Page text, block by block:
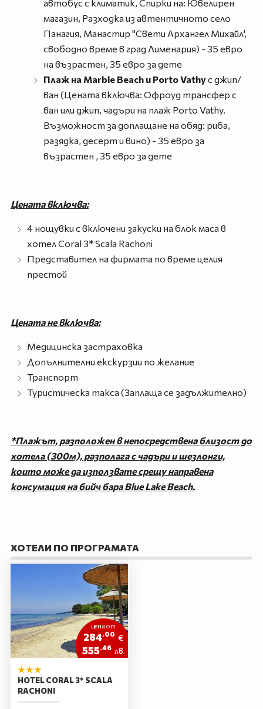
автобус с климатик, Спирки на: Ювелирен
магазин, Разходка из автентичното село
Панагия, Манастир "Свети Архангел Михайл',
свободно време в град Лименария) - 35 евро
на възрастен, 35 евро за дете
Плаж на Marble Beach и Porto Vathyс джип/
ван (Цената включва: Офроуд трансфер с
ван или джип, чадъри на плаж Porto Vathy.
Възможност за доплащане на обяд: риба,
разядка, десерт и вино) - 35 евро за
възрастен , 35 евро за дете
Цената включва:
4 нощувки с включени закуски на блок маса в
хотел Coral 3* Scala Rachoni
Представител на фирмата по време целия
престой
Цената не включва:
Медицинска застраховка
Допълнителни екскурзии по желание
Транспорт
Туристическа такса (Заплаща се задължително)
*Плажът, разположен в непосредствена близост до
хотела (300м), разполага с чадъри и шезлонги,
които може да използвате срещу направена
консумация на бийч бара Blue Lake Beach.
ХОТЕЛИ ПО ПРОГРАМАТА
цена от
284.00 €
555 .46 лв.
HOTEL CORAL 3* SCALA
RACHONI